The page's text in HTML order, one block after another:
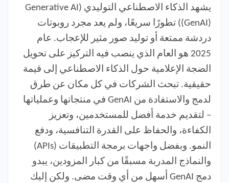
يشهد الذكاء الاصطناعي التوليدي (Generative AI
(GenAI)) تطورًا سريعًا، ولم يعد مجرد روبوتات
دردشة ممتعة أو توليد صور مثير للإعجاب. عام
2025 هو العام الذي ينصب فيه التركيز على تحويل
الضجة الإعلامية حول الذكاء الاصطناعي إلى قيمة
حقيقية. تبحث الشركات في كل مكان عن طرق
لدمج والاستفادة من GenAI في منتجاتها وعملياتها
– لتقديم خدمة أفضل للمستخدمين، وتعزيز
الكفاءة، والحفاظ على القدرة التنافسية، ودفع
النمو. وبفضل واجهات برمجة التطبيقات (APIs)
والنماذج المدربة مسبقًا من كبار المزودين، يبدو
دمج GenAI أسهل من أي وقت مضى. ولكن إليك